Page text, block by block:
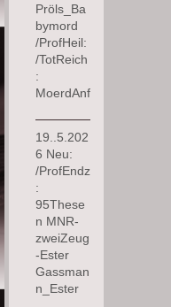
Pröls_Ba
bymord
/ProfHeil:
/TotReich
:
MoerdAnf
19..5.202
6 Neu:
/ProfEndz
:
95These
n MNR-
zweiZeug
-Ester
Gassman
n_Ester